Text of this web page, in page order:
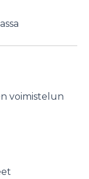
voimistelun